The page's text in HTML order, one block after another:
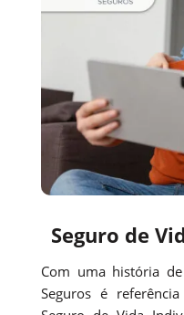
Seguro de
Com uma história
Seguros é